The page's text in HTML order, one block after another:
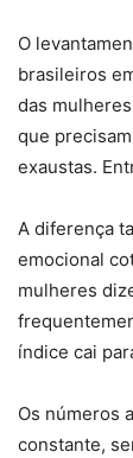
O
brasileiros
das
que
exaustas.
A diferença
emocional
mulheres
índice cai
Os números
constante,